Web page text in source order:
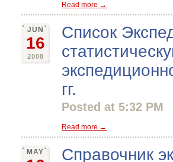
Read more →
JUN
16
2008
Список
гг.
Posted at 5:32 PM
Read more →
MAY
Справочник